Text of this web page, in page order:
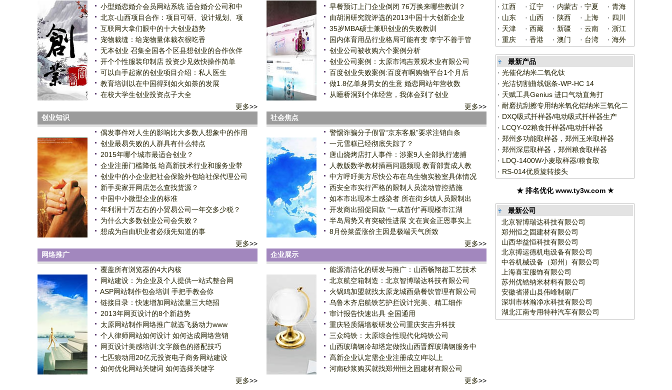
小型婚恋婚介会员网站系统 适合婚介公司和中
北京-山西项目合作：项目可研、设计规划、项
互联网大拿们眼中的十大创业趋势
宠物裁缝：给宠物量体裁衣很吃香
无本创业 召集全国各个区县想创业的合作伙伴
开个个性服装印制店 投资少见效快操作简单
可以白手起家的创业项目介绍：私人医生
教育培训以在中国得到如火如荼的发展
在校大学生创业投资点子大全
更多>>
早餐预订上门企业倒闭 76万换来哪些教训？
由胡润研究院评选的2013中国十大创新企业
35岁MBA硕士兼职创业的失败教训
国内体育用品行业格局可能有变 李宁不善于管
创业公司被收购六个案例分析
创业公司案例：太原市鸿吉景观木业有限公司
百度创业失败案例:百度有啊购物平台1个月后
做1.8亿单身男女的生意 婚恋网站年营收数
从睡桥洞到个体经营，我体会到了创业
更多>>
创业知识
偶发事件对人生的影响比大多数人想象中的作用
创业最易失败的人群具有什么特点
2015年哪个城市最适合创业？
企业注册门槛降低 给高新技术行业和服务业带
创业中的小企业把社会保险外包给社保代理公司
新手卖家开网店怎么查找货源？
中国中小微型企业的标准
年利润十万左右的小贸易公司一年交多少税？
为什么大多数创业公司会失败？
想成为自由职业者必须先知道的事
更多>>
社会焦点
警惕诈骗分子假冒“京东客服”要求注销白条
一元雪糕已经彻底失踪了？
唐山烧烤店打人事件：涉案9人全部执行逮捕
人教版数学教材插画问题频现 教育部责成人教
中方呼吁美方尽快公布在乌生物实验室具体情况
西安全市实行严格的限制人员流动管控措施
如本市出现本土感染者 所在街乡镇人员限制出
开发商出招促回款 “一成首付”再现楼市江湖
半岛局势又有突破性进展 文在寅金正恩事实上
8月份菜蛋涨价主因是极端天气所致
更多>>
网络推广
覆盖所有浏览器的4大内核
网站建设：为企业及个人提供一站式整合网
ASP网站制作包会培训 手把手教会你
链接目录：快速增加网站流量三大绝招
2013年网页设计的8个新趋势
太原网站制作网络推广就选飞扬动力www
个人律师网站如何设计 如何达成网络营销
网页设计美感培训:文字颜色的搭配技巧
七匹狼动用20亿元投资电子商务网站建设
如何优化网站关键词 如何选择关键字
更多>>
企业展示
能源清洁化的研发与推广：山西畅翔超工艺技术
北京航空箱制造：北京智博瑞达科技有限公司
火锅鸡加盟就找太原龙城酉鼎餐饮管理有限公司
乌鲁木齐启航铁艺护拦设计完美、精工细作
审计报告快速出具 全国通用
重庆轻质隔墙板研发公司重庆安吉升科技
三众纯铁：太原综合性现代化纯铁公司
山西玻璃钢冷却塔定做找山西晋辉玻璃钢服务中
高新企业认定需企业注册成立l年以上
河南砂浆购买就找郑州恒之固建材有限公司
更多>>
· 江西 · 辽宁 · 内蒙古 · 宁夏 · 青海
· 山东 · 山西 · 陕西 · 上海 · 四川
· 天津 · 西藏 · 新疆 · 云南 · 浙江
· 重庆 · 香港 · 澳门 · 台湾 · 海外
最新产品
· 光催化纳米二氧化钛
· 光洁切割曲线锯条-WP-HC 14
· 天赋工具Genius 进口气动直角打
· 耐磨抗刮擦专用纳米氧化铝纳米三氧化二
· DXQ吸式扦样器/电动吸式扦样器生产
· LCQY-02粮食扦样器/电动扦样器
· 郑州多功能取样器，郑州玉米取样器
· 郑州深层取样器，郑州粮食取样器
· LDQ-1400W小麦取样器/粮食取
· RS-014优质旋转接头
★ 排名优化 www.ty3w.com ★
最新公司
北京智博瑞达科技有限公司
郑州恒之固建材有限公司
山西华益恒科技有限公司
北京搏运德机电设备有限公司
中谷机械设备（郑州）有限公司
上海喜宝服饰有限公司
苏州优锆纳米材料有限公司
安徽省潜山县伟峰制刷厂
深圳市林瀚净水科技有限公司
湖北江南专用特种汽车有限公司